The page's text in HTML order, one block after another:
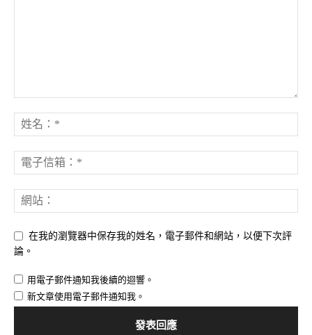
在我的瀏覽器中保存我的姓名，電子郵件和網站，以便下次評
論。
用電子郵件通知我後續的迴響。
新文章使用電子郵件通知我。